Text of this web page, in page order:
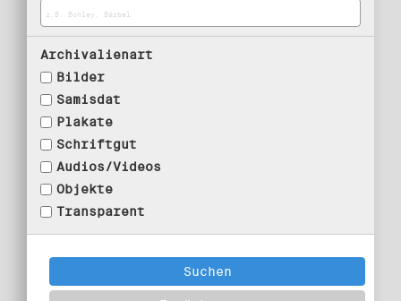
Archivalienart
Bilder
Samisdat
Plakate
Schriftgut
Audios/Videos
Objekte
Transparent